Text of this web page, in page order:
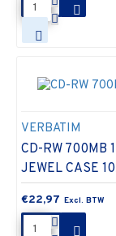
VERBATIM
CD-RW 700MB
JEWEL CASE
€22,97